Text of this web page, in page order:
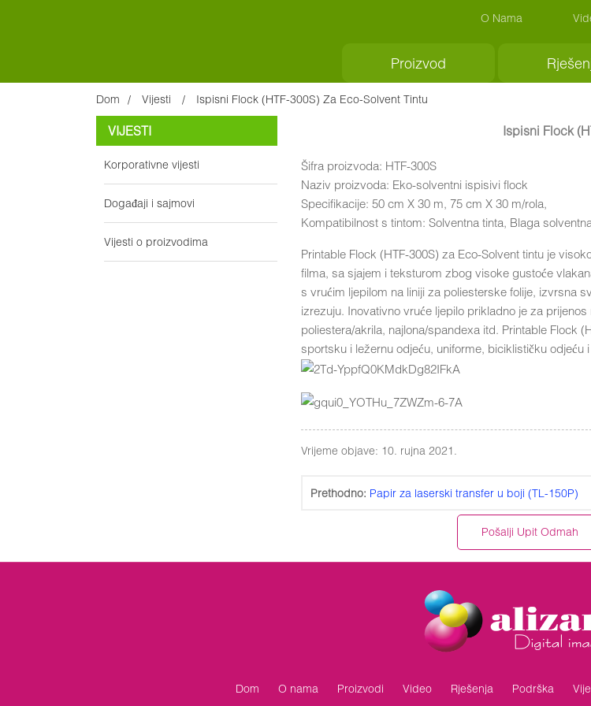
O Nama
Proizvod
Dom Vijesti Ispisni Flock (HTF-300S) Za Eco-Solvent Tintu
VIJESTI
Korporativne vijesti
Događaji i sajmovi
Vijesti o proizvodima
Ispisni Flock
Šifra proizvoda: HTF-300S
Naziv proizvoda: Eko-solventni ispisivi flock
Specifikacije: 50 cm X 30 m, 75 cm X 30 m/rola,
Kompatibilnost s tintom: Solventna tinta, Blaga
Printable Flock (HTF-300S) za Eco-Solvent tintu je
filma, sa sjajem i teksturom zbog visoke gustoće
s vrućim ljepilom na liniji za poliesterske folije, izvrsna
izrezuju. Inovativno vruće ljepilo prikladno je za
poliestera/akrila, najlona/spandexa itd. Printable Flock
sportsku i ležernu odjeću, uniforme, biciklističku odjeću
Vrijeme objave: 10. rujna 2021.
Prethodno: Papir za laserski transfer u boji (TL-150P)
Pošalji Upit Odmah
Dom O nama Proizvodi Video Rješenja Podrška